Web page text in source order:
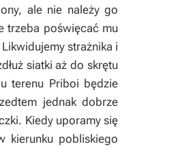
ale nie należy go
trzeba poświęcać mu
strażnika i
siatki aż do skrętu
terenu Priboi będzie
jednak dobrze
Kiedy uporamy się
kierunku pobliskiego